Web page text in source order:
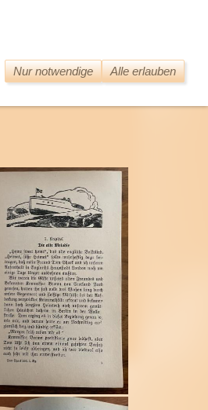
Nur notwendige Alle erlauben